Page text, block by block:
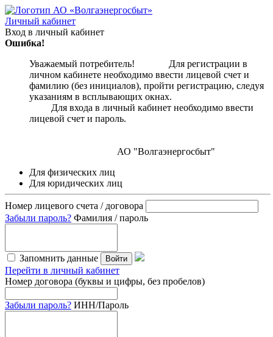
Личный кабинет
Вход в личный кабинет
Ошибка!
Уважаемый потребитель! Для регистрации в
личном кабинете необходимо ввести лицевой счет и
фамилию (без инициалов), пройти регистрацию, следуя
указаниям в всплывающих окнах.
Для входа в личный кабинет необходимо ввести
лицевой счет и пароль.
АО "Волгаэнергосбыт"
Для физических лиц
Для юридических лиц
Номер лицевого счета / договора
Забыли пароль? Фамилия / пароль
Запомнить данные Войти
Перейти в личный кабинет
Номер договора (буквы и цифры, без пробелов)
Забыли пароль? ИНН/Пароль